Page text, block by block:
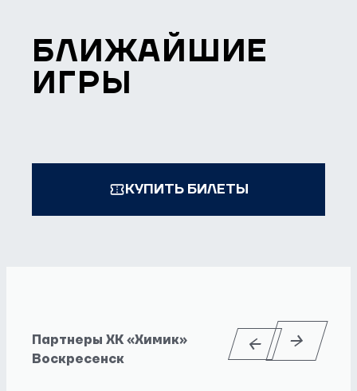
БЛИЖАЙШИЕ
ИГРЫ
КУПИТЬ БИЛЕТЫ
Партнеры ХК «Химик»
Воскресенск